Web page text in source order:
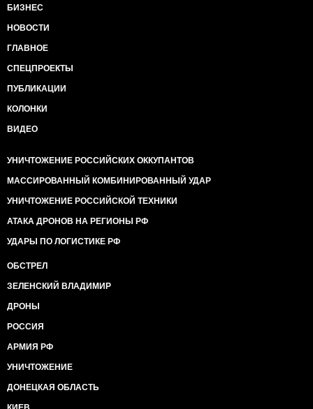
БИЗНЕС
НОВОСТИ
ГЛАВНОЕ
СПЕЦПРОЕКТЫ
ПУБЛИКАЦИИ
КОЛОНКИ
ВИДЕО
УНИЧТОЖЕНИЕ РОССИЙСКИХ ОККУПАНТОВ
МАССИРОВАННЫЙ КОМБИНИРОВАННЫЙ УДАР
УНИЧТОЖЕНИЕ РОССИЙСКОЙ ТЕХНИКИ
АТАКА ДРОНОВ НА РЕГИОНЫ РФ
УДАРЫ ПО ЛОГИСТИКЕ РФ
ОБСТРЕЛ
ЗЕЛЕНСКИЙ ВЛАДИМИР
ДРОНЫ
РОССИЯ
АРМИЯ РФ
УНИЧТОЖЕНИЕ
ДОНЕЦКАЯ ОБЛАСТЬ